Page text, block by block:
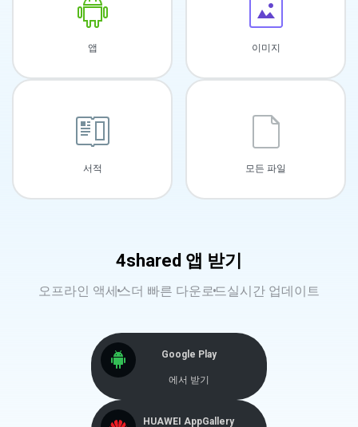
앱 이미지
서적 모든 파일
4shared 앱 받기
오프라인 액세스더 빠른 다운로드실시간 업데이트
Google Play
에서 받기
HUAWEI AppGallery